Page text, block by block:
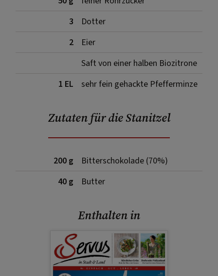
3
Dotter
2
Eier
Saft von einer halben Biozitrone
1 EL
sehr fein gehackte Pfefferminze
Zutaten für die Stanitzel
200 g
Bitterschokolade (70%)
40 g
Butter
Enthalten in